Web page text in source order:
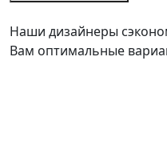
Наши дизайнеры
Вам оптимальные